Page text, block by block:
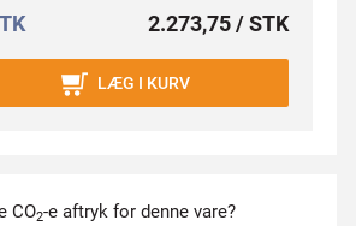
2.273,75 / STK
LÆG I KURV
CO2-e aftryk for denne vare?